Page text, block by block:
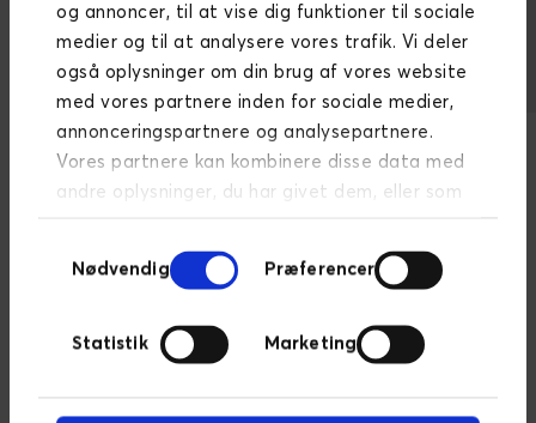
og annoncer, til at vise dig funktioner til sociale
medier og til at analysere vores trafik. Vi deler
også oplysninger om din brug af vores website
med vores partnere inden for sociale medier,
annonceringspartnere og analysepartnere.
Vores partnere kan kombinere disse data med
andre oplysninger, du har givet dem, eller som
Læs mere om persondatapolitik
Nødvendig
Præferencer
Statistik Marketing
Vil du også strømline
håndteringen af
produktdata og gøre
din forretning klar til
vækst?